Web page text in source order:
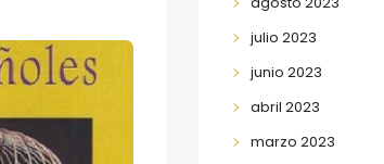
julio 2023
junio 2023
abril 2023
marzo 2023